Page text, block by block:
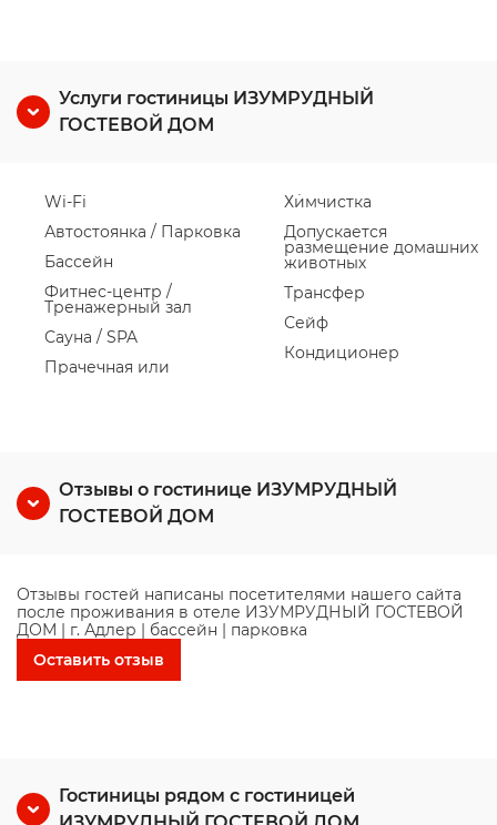
Услуги гостиницы ИЗУМРУДНЫЙ
ГОСТЕВОЙ ДОМ
Wi-Fi
Автостоянка / Парковка
Бассейн
Фитнес-центр /
Тренажерный зал
Сауна / SPA
Прачечная или
Химчистка
Допускается
размещение домашних
животных
Трансфер
Сейф
Кондиционер
Отзывы о гостинице ИЗУМРУДНЫЙ
ГОСТЕВОЙ ДОМ
Отзывы гостей написаны посетителями нашего сайта
после проживания в отеле ИЗУМРУДНЫЙ ГОСТЕВОЙ
ДОМ | г. Адлер | бассейн | парковка
Оставить отзыв
Гостиницы рядом с гостиницей